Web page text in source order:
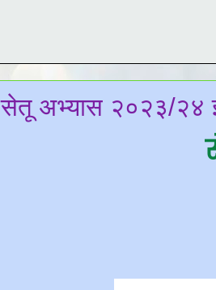
सेतू अभ्यास २०२३/२४